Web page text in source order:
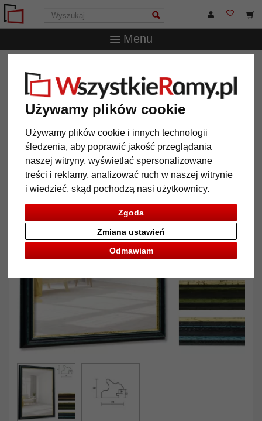
Używamy plików cookie
Używamy plików cookie i innych technologii
śledzenia, aby poprawić jakość przeglądania
naszej witryny, wyświetlać spersonalizowane
treści i reklamy, analizować ruch w naszej witrynie
i wiedzieć, skąd pochodzą nasi użytkownicy.
Zgoda
Odmawiam
Zmiana ustawień
Menu
Toulouse
Lustro na ścianę Toulouse
Powrót